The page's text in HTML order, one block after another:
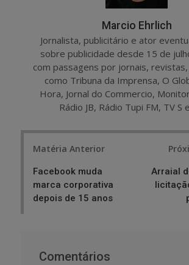
Marcio Ehrlich
Jornalista, publicitário e ator
sobre publicidade desde 15 de
com passagens por jornais,
como Tribuna da Imprensa, O
Hora, Jornal do Commercio,
Rádio JB, Rádio Tupi FM, TV S
Matéria Anterior
Facebook muda
marca corporativa
depois de 15 anos
Arraial
Comentários